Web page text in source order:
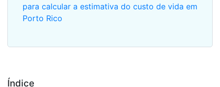
Índice
para calcular a estimativa do custo de vida em
Porto Rico